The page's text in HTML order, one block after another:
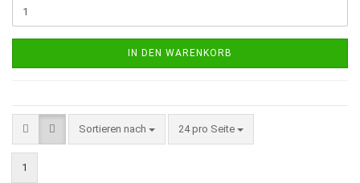
IN DEN WARENKORB
Sortieren nach
Sortieren nach 24 pro Seite
pro Seite
1